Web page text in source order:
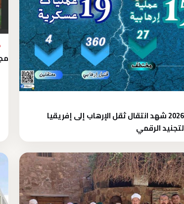
مرصد الأزهر: 2026 شهد انتقال ثقل الإرهاب إلى إفريقيا
الرقمي